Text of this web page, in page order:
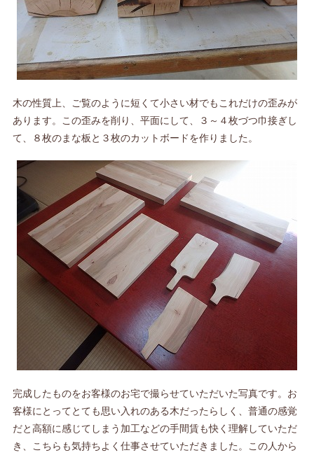
木の性質上、ご覧のように短くて小さい材でもこれだけの歪みが
あります。この歪みを削り、平面にして、３～４枚づつ巾接ぎし
て、８枚のまな板と３枚のカットボードを作りました。
完成したものをお客様のお宅で撮らせていただいた写真です。お
客様にとってとても思い入れのある木だったらしく、普通の感覚
だと高額に感じてしまう加工などの手間賃も快く理解していただ
き、こちらも気持ちよく仕事させていただきました。この人から